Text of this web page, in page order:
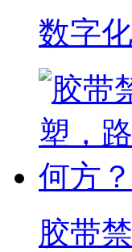
数字
胶带